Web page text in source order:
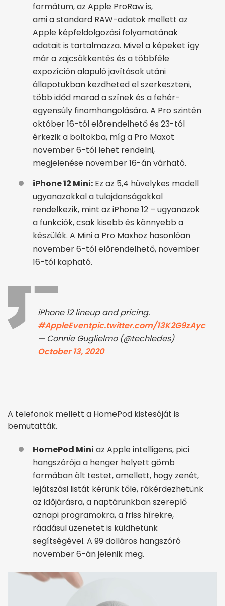
formátum, az Apple ProRaw is,
ami a standard RAW-adatok mellett az
Apple képfeldolgozási folyamatának
adatait is tartalmazza. Mivel a képeket így
már a zaj­csökkentés és a többféle
expozíción alapuló javítások utáni
állapotukban kezdheted el szerkeszteni,
több időd marad a színek és a fehér­
egyensúly finomhangolására. A Pro szintén
október 16-tól előrendelhető és 23-tól
érkezik a boltokba, míg a Pro Maxot
november 6-tól lehet rendelni,
megjelenése november 16-án várható.
iPhone 12 Mini: Ez az 5,4 hüvelykes modell
ugyanazokkal a tulajdonságokkal
rendelkezik, mint az iPhone 12 – ugyanazok
a funkciók, csak kisebb és könnyebb a
készülék. A Mini a Pro Maxhoz hasonlóan
november 6-tól előrendelhető, november
16-tól kapható.
iPhone 12 lineup and pricing.
#AppleEventpic.twitter.com/13K2G9zAyc
— Connie Guglielmo (@techledes)
October 13, 2020
A telefonok mellett a HomePod kistesóját is
bemutatták.
HomePod Mini az Apple intelligens, pici
hangszórója a henger helyett gömb
formában ölt testet, amellett, hogy zenét,
lejátszási listát kérünk tőle, rákérdezhetünk
az időjárásra, a naptárunkban szereplő
aznapi programokra, a friss hírekre,
ráadásul üzenetet is küldhetünk
segítségével. A 99 dolláros hangszóró
november 6-án jelenik meg.